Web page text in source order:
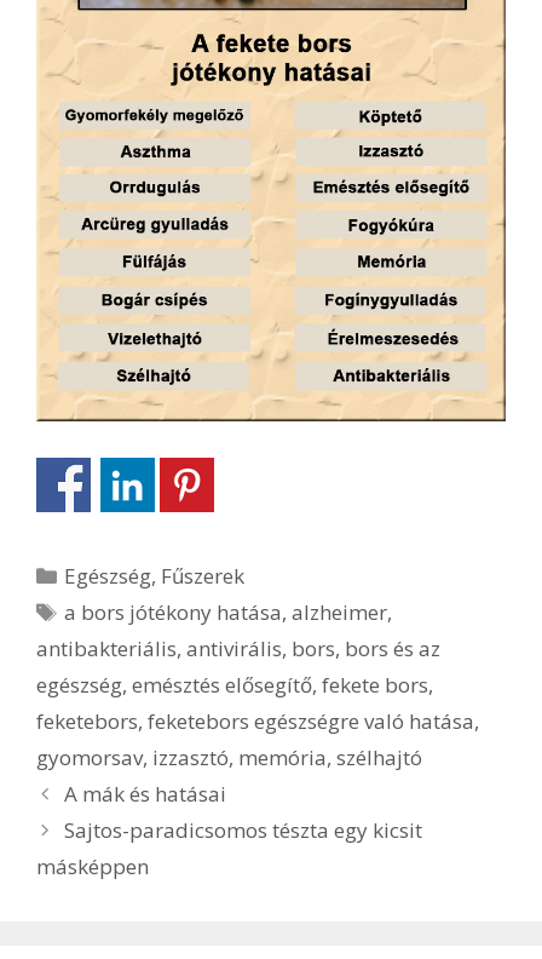
Kategória
Egészség, Fűszerek
Címkék
a bors jótékony hatása,alzheimer,
antibakteriális, antivirális, bors, bors és az
egészség, emésztés elősegítő, fekete bors,
feketebors, feketebors egészségre való hatása,
gyomorsav, izzasztó, memória, szélhajtó
Bejegyzés
navigáció
A mák és hatásai
Sajtos-paradicsomos tészta egy kicsit
másképpen